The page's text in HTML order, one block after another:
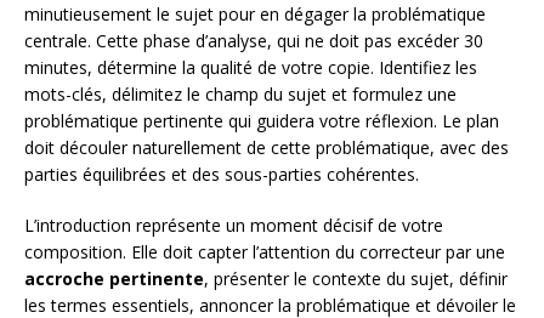
minutieusement le sujet pour en dégager la problématique
centrale. Cette phase d’analyse, qui ne doit pas excéder 30
minutes, détermine la qualité de votre copie. Identifiez les
mots-clés, délimitez le champ du sujet et formulez une
problématique pertinente qui guidera votre réflexion. Le plan
doit découler naturellement de cette problématique, avec des
parties équilibrées et des sous-parties cohérentes.
L’introduction représente un moment décisif de votre
composition. Elle doit capter l’attention du correcteur par une
accroche pertinente, présenter le contexte du sujet, définir
les termes essentiels, annoncer la problématique et dévoiler le